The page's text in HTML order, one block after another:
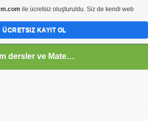
Tüm dersler ve Matematik
ile ücretsiz oluşturuldu. Siz de kendi web
ÜCRETSIZ KAYIT OL